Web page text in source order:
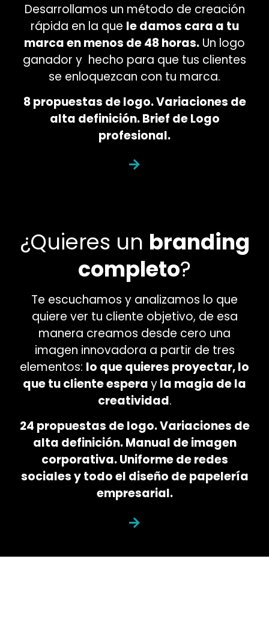
Desarrollamos un método de creación
rápida en la que le damos cara a tu
marca en menos de 48 horas. Un logo
ganador y hecho para que tus clientes
se enloquezcan con tu marca.
8 propuestas de logo. Variaciones de
alta definición. Brief de Logo
profesional.
¿Quieres un branding
completo?
Te escuchamos y analizamos lo que
quiere ver tu cliente objetivo, de esa
manera creamos desde cero una
imagen innovadora a partir de tres
elementos: lo que quieres proyectar, lo
que tu cliente esperayla magia de la
creatividad.
24 propuestas de logo. Variaciones de
alta definición. Manual de imagen
corporativa. Uniforme de redes
sociales y todo el diseño de papelería
empresarial.